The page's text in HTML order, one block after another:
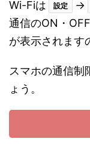
Wi-Fiは 設定 →
通信のON・
が表示されます
スマホの通信制
ょう。